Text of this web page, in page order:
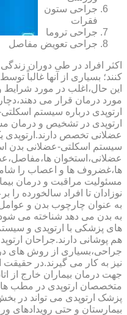
جراحی ستون
فقرات
جراحی تروما
جراحی تعویض مفاصل
اکثر افراد در طی دوران
کنند؛ بسیاری از آنها غالباً
این حال،اغلب در مورد
مورد درمان قرار می
ارتوپدی درباره سیستم
ارتوپدی در تشخیص و درمان
عضلانی تخصص
سیستم اسکلتی-عضلانی بدن
عضلانی،استخوان
ها،غضروف ها و اعصاب را
مسئولیت مراقبت و درمان
نوزادان تا افراد سالخورده
به عنوان چارچوب بدن و
به بدن می دهد شناخته می
های پزشکی با ارتوپدی و
هم پوشانی دارند.جراحان
جراحی،بسیاری از روش های
نیز به کار می گیرند.در حقیقت
جهت درمان بیماران خارج از
متخصصان ارتوپدی در مطب
پزشک ارتوپدی می تواند در
بیمارستان و حتی رویدادهای